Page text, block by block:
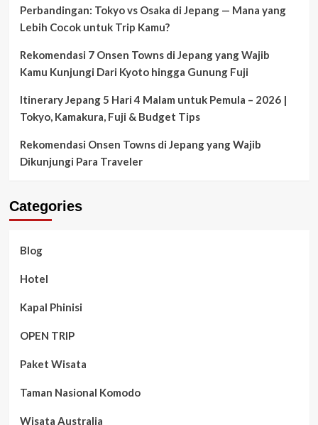
Perbandingan: Tokyo vs Osaka di Jepang — Mana yang
Lebih Cocok untuk Trip Kamu?
Rekomendasi 7 Onsen Towns di Jepang yang Wajib
Kamu Kunjungi Dari Kyoto hingga Gunung Fuji
Itinerary Jepang 5 Hari 4 Malam untuk Pemula – 2026 |
Tokyo, Kamakura, Fuji & Budget Tips
Rekomendasi Onsen Towns di Jepang yang Wajib
Dikunjungi Para Traveler
Categories
Blog
Hotel
Kapal Phinisi
OPEN TRIP
Paket Wisata
Taman Nasional Komodo
Wisata Australia